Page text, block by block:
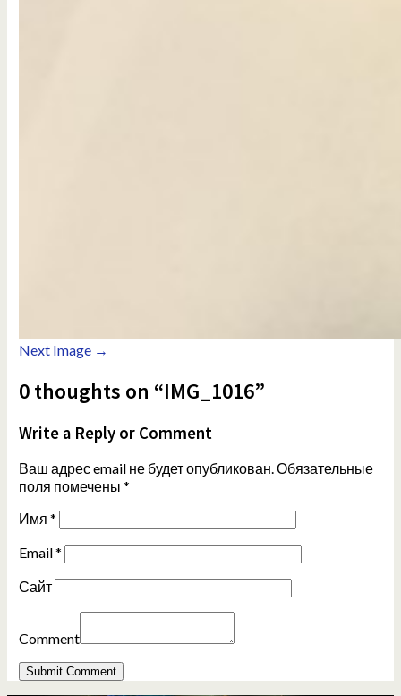
Next Image →
0 thoughts on “IMG_1016”
Write a Reply or Comment
Ваш адрес email не будет опубликован.Обязательные
поля помечены *
Имя *
Email*
Сайт
Comment